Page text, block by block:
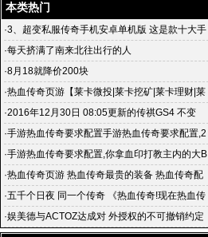
本类热门
·3、超变私服传奇手机安卓单机版 这是款十大手
机上耐
·每天挤满了南来北往出行的人
·8月18就降价200块
·热血传奇页游【莱卡微投|莱卡挖矿|莱卡理财|莱
卡币】云计算挂机软件
·2016年12月30日 08:05更新的传祺GS4 不变
的“传奇”
·手游热血传奇要求配置手游热血传奇要求配置,2
015年5月16日
·手游热血传奇要求配置,你拿血印打教主内的大B
OSS和拿谷雨打这
·热血传奇页游 热血传奇最贵的装备 热血传奇配
置要求_最新热血传奇网站
·五千个日夜 同一个传奇 《热血传奇!现在热血传
奇怎么升级 》14周年
·娱美德与ACTOZ达成对 外授权的不可撤销约定